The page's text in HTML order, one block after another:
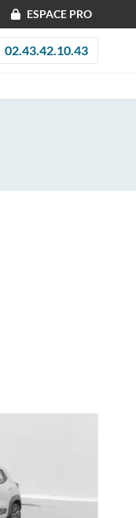
ESPACE PRO
02.43.42.10.43